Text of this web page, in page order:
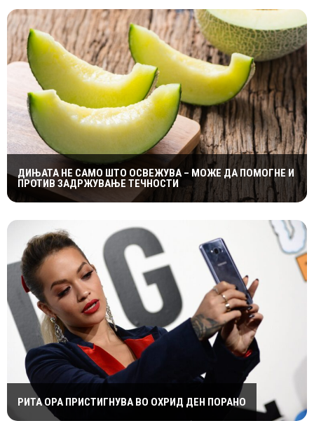
ДИЊАТА НЕ САМО ШТО ОСВЕЖУВА – МОЖЕ ДА ПОМОГНЕ И
ПРОТИВ ЗАДРЖУВАЊЕ ТЕЧНОСТИ
РИТА ОРА ПРИСТИГНУВА ВО ОХРИД ДЕН ПОРАНО